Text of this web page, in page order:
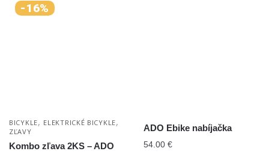
-16%
BICYKLE, ELEKTRICKÉ BICYKLE,
ZĽAVY
Kombo zľava 2KS – ADO
ADO Ebike nabíjačka
54.00 €